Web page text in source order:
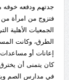
جدتهم ودفعه خوفه
فتزوج من امرأة من
الجمعيات الأهلية
الطرق، وكانت
إعانات أو
في مدارس الصم